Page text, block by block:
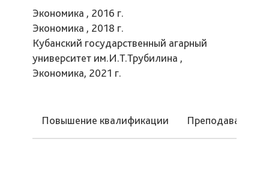
Экономика , 2016 г.
Экономика , 2018 г.
Кубанский государственный агарный
университет им.И.Т.Трубилина ,
Экономика, 2021 г.
Повышение квалификации Преподаваемые